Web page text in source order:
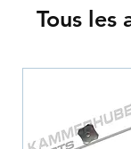
Tous les